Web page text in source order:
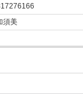
須美